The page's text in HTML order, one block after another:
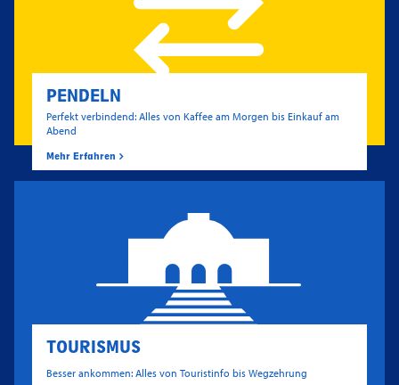
PENDELN
Perfekt verbindend: Alles von Kaffee am Morgen bis Einkauf am
Abend
Mehr Erfahren
TOURISMUS
Besser ankommen: Alles von Touristinfo bis Wegzehrung